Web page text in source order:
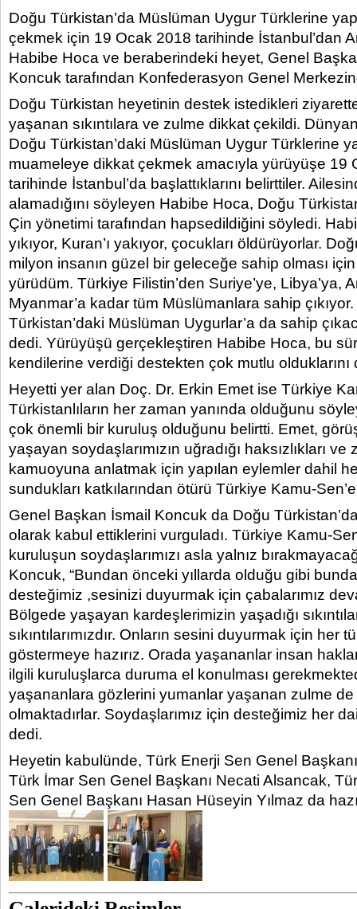
Doğu Türkistan’da Müslüman Uygur Türklerine
çekmek için 19 Ocak 2018 tarihinde İstanbul’dan
Habibe Hoca ve beraberindeki heyet, Genel
Koncuk tarafından Konfederasyon Genel
Doğu Türkistan heyetinin destek istedikleri
yaşanan sıkıntılara ve zulme dikkat çekildi.
Doğu Türkistan’daki Müslüman Uygur Türklerine
muameleye dikkat çekmek amacıyla yürüyüşe 19
tarihinde İstanbul’da başlattıklarını belirttiler.
alamadığını söyleyen Habibe Hoca, Doğu
Çin yönetimi tarafından hapsedildiğini söyledi.
yıkıyor, Kuran’ı yakıyor, çocukları öldürüyorlar.
milyon insanın güzel bir geleceğe sahip olması için
yürüdüm. Türkiye Filistin’den Suriye’ye, Libya’ya,
Myanmar’a kadar tüm Müslümanlara sahip
Türkistan’daki Müslüman Uygurlar’a da sahip
dedi. Yürüyüşü gerçekleştiren Habibe Hoca, bu
kendilerine verdiği destekten çok mutlu olduklarını
Heyetti yer alan Doç. Dr. Erkin Emet ise Türkiye
Türkistanlıların her zaman yanında olduğunu
çok önemli bir kuruluş olduğunu belirtti. Emet,
yaşayan soydaşlarımızın uğradığı haksızlıkları ve
kamuoyuna anlatmak için yapılan eylemler dahil
sundukları katkılarından ötürü Türkiye Kamu-
Genel Başkan İsmail Koncuk da Doğu
olarak kabul ettiklerini vurguladı. Türkiye Kamu-
kuruluşun soydaşlarımızı asla yalnız
Koncuk, “Bundan önceki yıllarda olduğu gibi
desteğimiz ,sesinizi duyurmak için çabalarımız
Bölgede yaşayan kardeşlerimizin yaşadığı
sıkıntılarımızdır. Onların sesini duyurmak için her
göstermeye hazırız. Orada yaşananlar insan
ilgili kuruluşlarca duruma el konulması
yaşananlara gözlerini yumanlar yaşanan zulme de
olmaktadırlar. Soydaşlarımız için desteğimiz her
dedi.
Heyetin kabulünde, Türk Enerji Sen Genel
Türk İmar Sen Genel Başkanı Necati Alsancak,
Sen Genel Başkanı Hasan Hüseyin Yılmaz da